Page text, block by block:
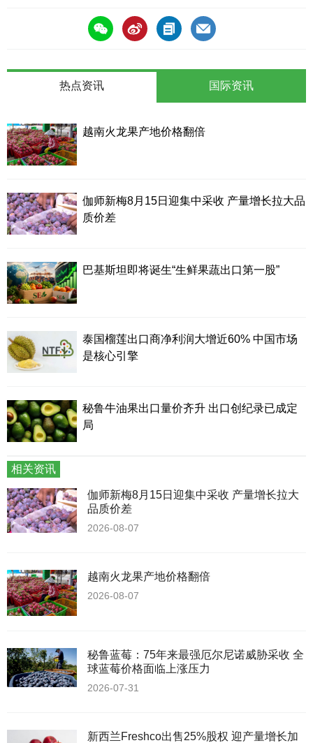
热点资讯
越南火龙果产地价格翻倍
伽师新梅8月15日迎集中采收 产量增长拉大品
质价差
巴基斯坦即将诞生“生鲜果蔬出口第一股”
泰国榴莲出口商净利润大增近60% 中国市场
是核心引擎
秘鲁牛油果出口量价齐升 出口创纪录已成定
局
国际资讯
相关资讯
伽师新梅8月15日迎集中采收 产量增长拉大
品质价差
2026-08-07
越南火龙果产地价格翻倍
2026-08-07
秘鲁蓝莓：75年来最强厄尔尼诺威胁采收 全
球蓝莓价格面临上涨压力
2026-07-31
新西兰Freshco出售25%股权 迎产量增长加